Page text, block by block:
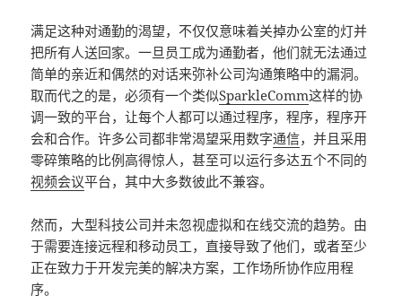
满足这种对通勤的渴望，不仅仅意味着关掉办公室的灯并
把所有人送回家。一旦员工成为通勤者，他们就无法通过
简单的亲近和偶然的对话来弥补公司沟通策略中的漏洞。
取而代之的是，必须有一个类似SparkleComm这样的协
调一致的平台，让每个人都可以通过程序，程序，程序开
会和合作。许多公司都非常渴望采用数字通信，并且采用
零碎策略的比例高得惊人，甚至可以运行多达五个不同的
视频会议平台，其中大多数彼此不兼容。
然而，大型科技公司并未忽视虚拟和在线交流的趋势。由
于需要连接远程和移动员工，直接导致了他们，或者至少
正在致力于开发完美的解决方案，工作场所协作应用程
序。